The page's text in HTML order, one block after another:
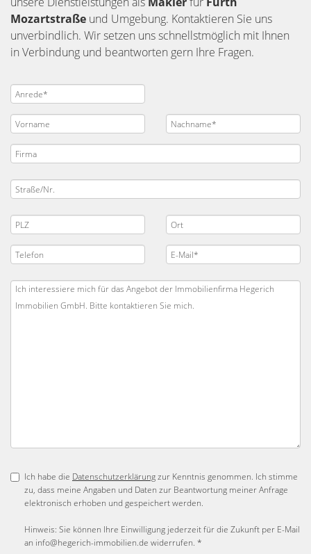
Mozartstraße und Umgebung. Kontaktieren Sie uns
unverbindlich. Wir setzen uns schnellstmöglich mit Ihnen
in Verbindung und beantworten gern Ihre Fragen.
Ich habe die Datenschutzerklärungzur Kenntnis genommen. Ich stimme
zu, dass meine Angaben und Daten zur Beantwortung meiner Anfrage
elektronisch erhoben und gespeichert werden.
Hinweis: Sie können Ihre Einwilligung jederzeit für die Zukunft per E-Mail
an info@hegerich-immobilien.de widerrufen. *